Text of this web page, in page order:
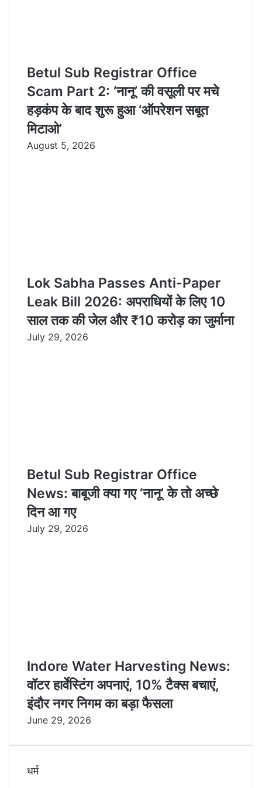
Betul Sub Registrar Office
Scam Part 2: ‘नानू’ की वसूली पर मचे
हड़कंप के बाद शुरू हुआ ‘ऑपरेशन सबूत
मिटाओ’
August 5, 2026
Lok Sabha Passes Anti-Paper
Leak Bill 2026: अपराधियों के लिए 10
साल तक की जेल और ₹10 करोड़ का जुर्माना
July 29, 2026
Betul Sub Registrar Office
News: बाबूजी क्या गए ‘नानू’ के तो अच्छे
दिन आ गए
July 29, 2026
Indore Water Harvesting News:
वॉटर हार्वेस्टिंग अपनाएं, 10% टैक्स बचाएं,
इंदौर नगर निगम का बड़ा फैसला
June 29, 2026
धर्म